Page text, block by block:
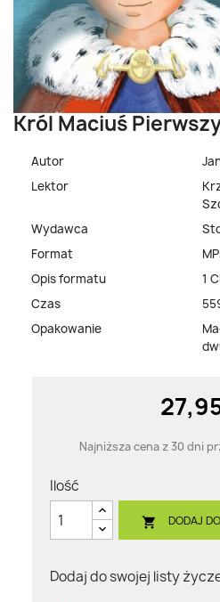
Król Maciuś
Autor
Lektor
Wydawca
Format
Opis formatu
1
Czas
Opakowanie
Najniższa cena z 30 dni
Ilość
 DODAJ
Dodaj do swojej listy